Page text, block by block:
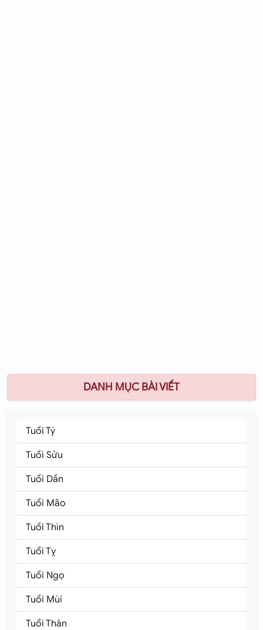
DANH MỤC BÀI VIẾT
Tuổi Tý
Tuổi Sửu
Tuổi Dần
Tuổi Mão
Tuổi Thìn
Tuổi Tỵ
Tuổi Ngọ
Tuổi Mùi
Tuổi Thân